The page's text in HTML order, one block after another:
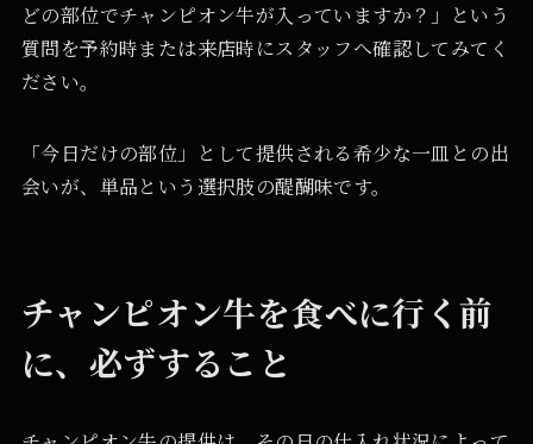
どの部位でチャンピオン牛が入っていますか？」という
質問を予約時または来店時にスタッフへ確認してみてく
ださい。
「今日だけの部位」として提供される希少な一皿との出
会いが、単品という選択肢の醍醐味です。
チャンピオン牛を食べに行く前
に、必ずすること